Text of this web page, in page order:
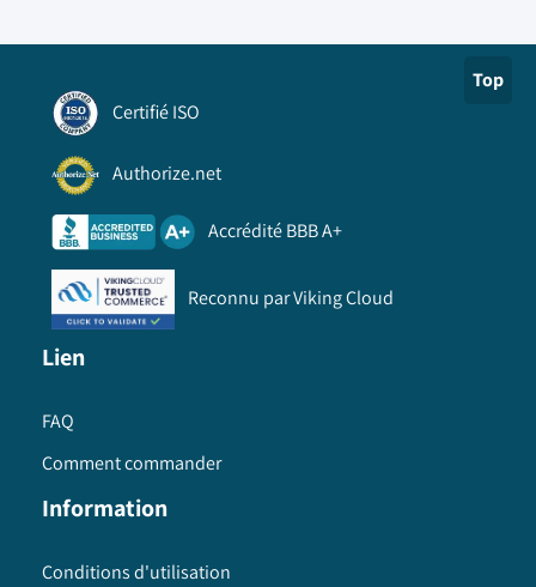
Top
Certifié ISO
Authorize.net
Accrédité BBB A+
Reconnu par Viking Cloud
Lien
FAQ
Comment commander
Information
Conditions d'utilisation